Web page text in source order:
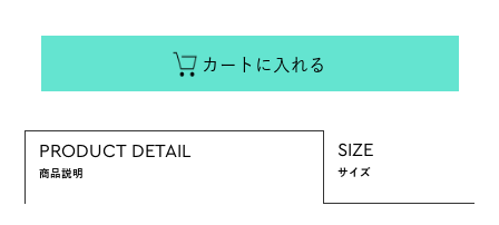
カートに入れる
PRODUCT DETAIL
商品説明
SIZE
サイズ